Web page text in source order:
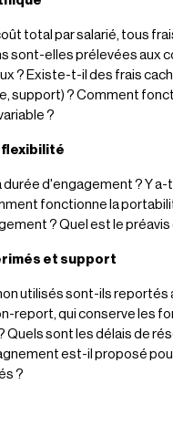
total par salarié, tous
sont-elles prélevées aux
? Existe-t-il des frais
support) ? Comment
?
durée d'engagement ? Y
fonctionne la
? Quel est le
et support
utilisés sont-ils
report, qui conserve les
Quels sont les délais de
est-il proposé
?